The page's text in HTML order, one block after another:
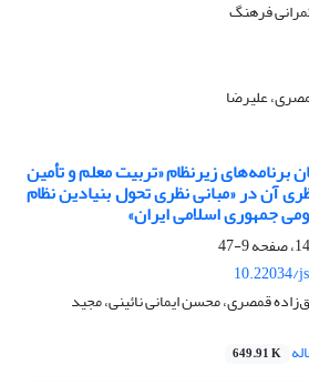
علیرضا
برنامه‌های زیرنظام «تربیت معلم و تأمین
آن در «مبانی نظری تحول بنیادین نظام
جمهوری اسلامی ایران»
9-47
10.22034/
قمصری، محسن ایمانی نائینی، مجید
649.91 K